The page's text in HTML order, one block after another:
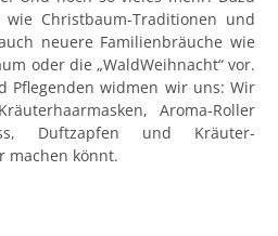
Christbaum-Traditionen und
neuere Familienbräuche wie
oder die „WaldWeihnacht“ vor.
Pflegenden widmen wir uns: Wir
Aroma-Roller
Duftzapfen und Kräuter-
machen könnt.